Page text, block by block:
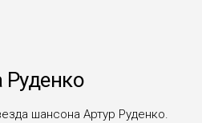
Руденко
шансона Артур Руденко.